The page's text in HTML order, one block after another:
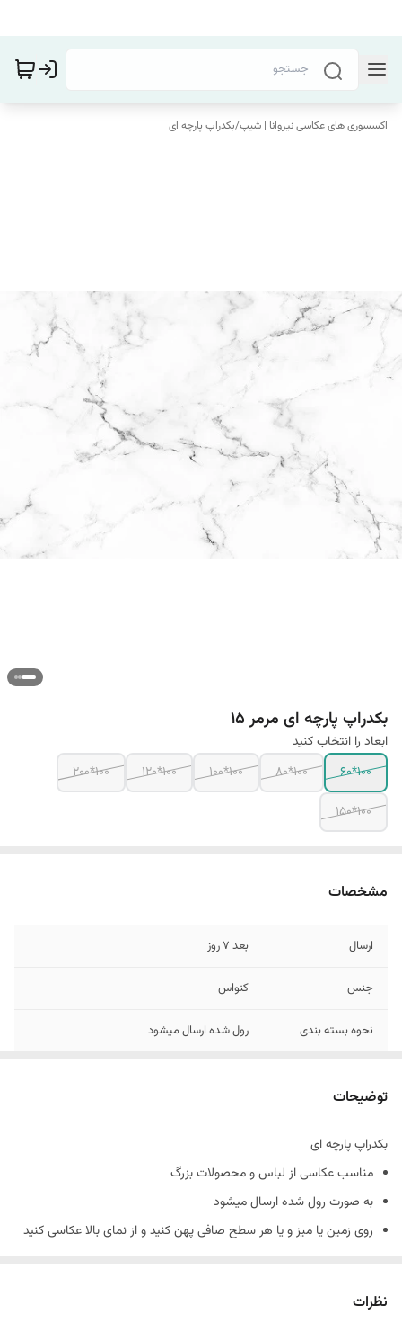
اکسسوری های عکاسی نیروانا | شیپ/بکدراپ پارچه ای
بکدراپ پارچه ای مرمر 15
ابعاد را انتخاب کنید
100*60
100*80
100*100
100*120
100*200
100*150
مشخصات
ارسال بعد 7 روز
جنس کنواس
نحوه بسته بندی رول شده ارسال میشود
توضیحات
بکدراپ پارچه ای
مناسب عکاسی از لباس و محصولات بزرگ
به صورت رول شده ارسال میشود
روی زمین یا میز و یا هر سطح صافی پهن کنید و از نمای بالا عکاسی کنید
نظرات